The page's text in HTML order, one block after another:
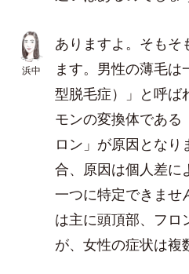
浜中
ありますよ。そもそ
ます。男性の薄毛は
型脱毛症）」と呼ば
モンの変換体である
ロン」が原因とな
合、原因は個人差に
一つに特定できませ
は主に頭頂部、フロ
が、女性の症状は複